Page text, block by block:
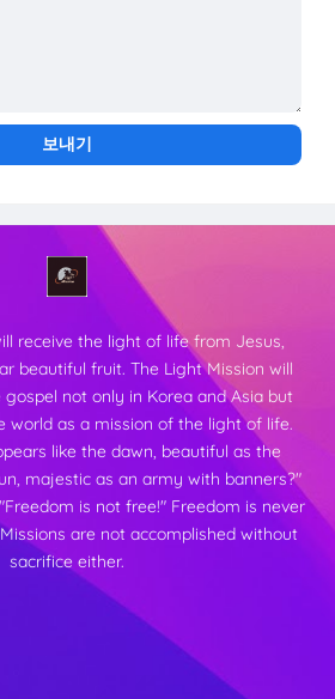
receive the light of life from Jesus,
beautiful fruit. The Light Mission will
not only in Korea and Asia but
world as a mission of the light of life.
like the dawn, beautiful as the
majestic as an army with banners?"
"Freedom is not free!" Freedom is never
are not accomplished without
sacrifice either.